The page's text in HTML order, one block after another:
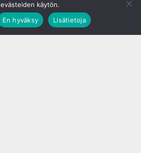
evästeiden käytön.
En hyväksy Lisätietoja